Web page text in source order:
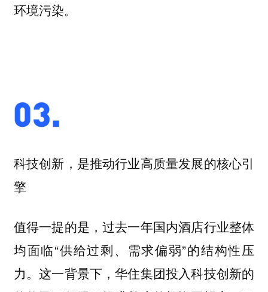
环境污染。
科技创新，是推动行业高质量发展的核心引
擎
值得一提的是，过去一年国内酒店行业整体
均面临“供给过剩、需求偏弱”的结构性压
力。这一背景下，华住集团投入科技创新的